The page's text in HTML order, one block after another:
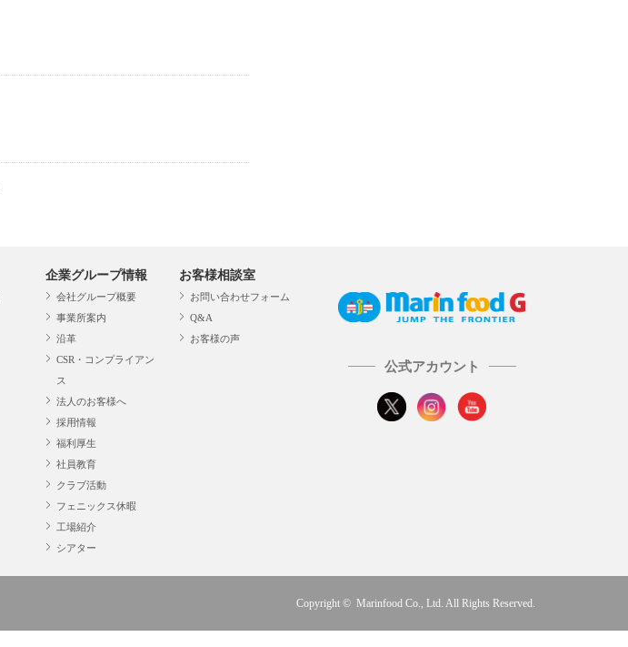
企業グループ情報
会社グループ概要
事業所案内
沿革
CSR・コンプライアン
ス
法人のお客様へ
採用情報
福利厚生
社員教育
クラブ活動
フェニックス休暇
工場紹介
シアター
お客様相談室
お問い合わせフォーム
Q&A
お客様の声
公式アカウント
Copyright © Marinfood Co., Ltd. All Rights Reserved.